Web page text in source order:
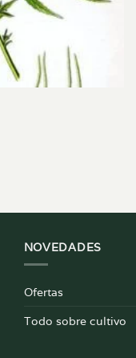
NOVEDADES
Ofertas
Todo sobre cultivo